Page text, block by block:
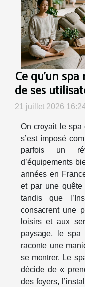
Ce qu’un
de ses
21 juillet 2026
On croyait le spa
s’est imposé
parfois un
d’équipements
années en
et par une quête
tandis que
consacrent une
loisirs et aux
paysage, le spa
raconte une
se montrer. Le
décide de «
des foyers,